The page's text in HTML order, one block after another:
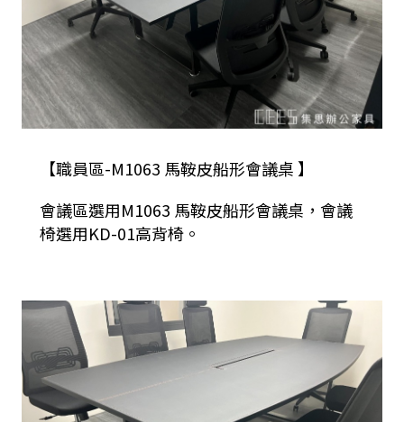
【職員區-M1063 馬鞍皮船形會議桌 】
會議區選用M1063 馬鞍皮船形會議桌，會議
椅選用KD-01高背椅。